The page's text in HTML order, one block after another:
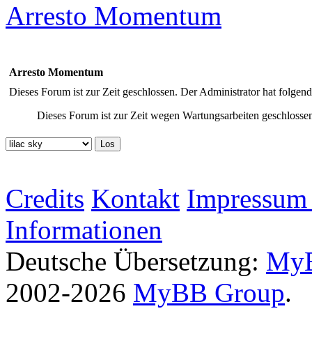
Arresto Momentum
Arresto Momentum
Dieses Forum ist zur Zeit geschlossen. Der Administrator hat
Dieses Forum ist zur Zeit wegen Wartungsarbeiten
Credits Kontakt
Informationen
Deutsche Übersetzung:
2002-2026 MyBB Group.